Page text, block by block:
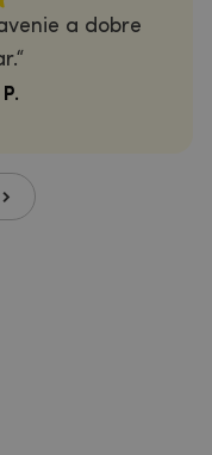
a dobre